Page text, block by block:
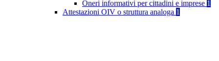
Oneri informativi per cittadini e imprese 1
Attestazioni OIV o struttura analoga 1